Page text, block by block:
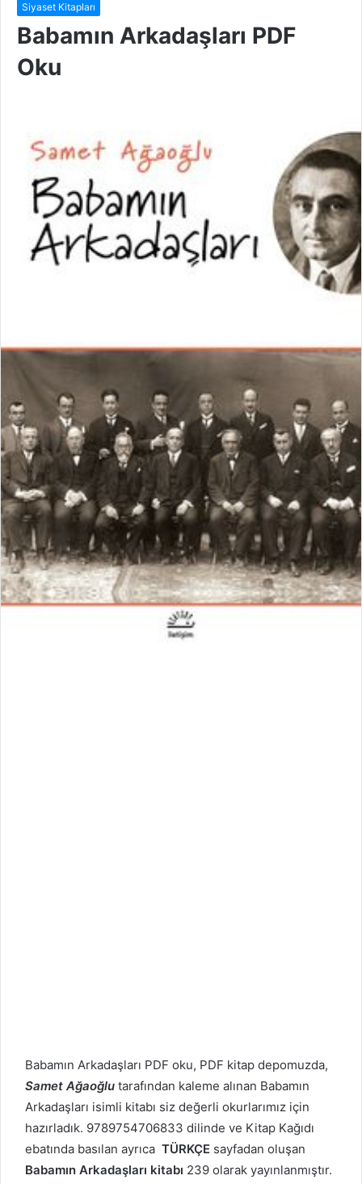
Siyaset Kitapları
Babamın Arkadaşları PDF
Oku
Babamın Arkadaşları PDF oku, PDF kitap depomuzda,
Samet Ağaoğlu tarafından kaleme alınan Babamın
Arkadaşları isimli kitabı siz değerli okurlarımız için
hazırladık. 9789754706833 dilinde ve Kitap Kağıdı
ebatında basılan ayrıca TÜRKÇE sayfadan oluşan
Babamın Arkadaşları kitabı 239 olarak yayınlanmıştır.